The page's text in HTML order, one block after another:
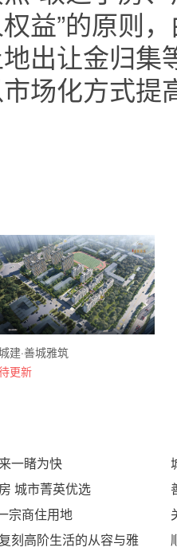
益”的原则
出让金归集
场化方式提
建·善城雅筑
更新
一睹为快
城市菁英优选
宗商住用地
刻高阶生活的从容与雅